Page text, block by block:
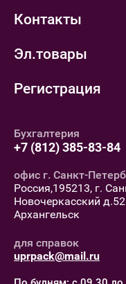
Бухгалтерия
+7 (812) 385-83-84
офис г. Санкт-
Россия,195213, г.
Новочеркасский
Архангельск
для справок
uprpack@mail.ru
Контакты
Эл.товары
Регистрация